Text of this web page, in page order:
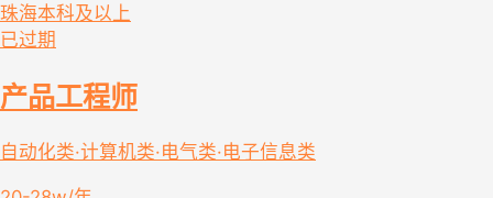
珠海本科及以上
已过期
产品工程师
自动化类·计算机类·电气类·电子信息类